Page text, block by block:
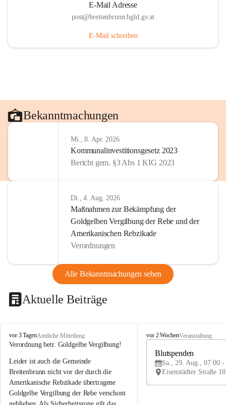
E-Mail Adresse
post@breitenbrunn.bgld.gv.at
E-Mail schreiben
Bekanntmachungen
Mi., 8. Apr. 2026
Kommunalinvestitionsgesetz 2023
Bericht gem. §3 Abs 1 KIG 2023
Di., 4. Aug. 2026
Maßnahmen zur Bekämpfung der
Goldgelben Vergilbung der Rebe und der
Amerikanischen Rebzikade
Verordnungen
Alle Bekanntmachungen sehen
Aktuelle Beiträge
B
r
i
t
e
n
b
vor 3 TagenAmtliche Mitteilung
Verordnung betr. Goldgelbe Vergilbung!
Leider ist auch die Gemeinde
Breitenbrunn nicht vor der durch die
Amerikanische Rebzikade übertragene
Goldgelbe Vergilbung der Rebe verschont
B
e
vor 2 WochenVeranstaltung
Blutspenden
Sa., 29. Aug., 07:00 -